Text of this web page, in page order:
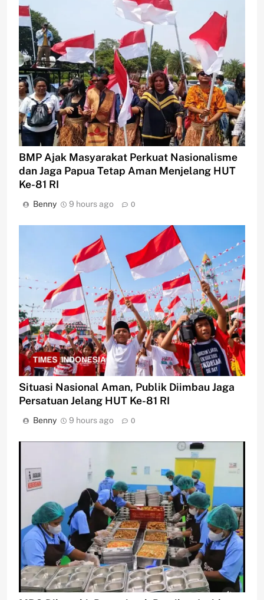
BMP Ajak Masyarakat Perkuat Nasionalisme
dan Jaga Papua Tetap Aman Menjelang HUT
Ke-81 RI
Benny 9 hours ago 0
Situasi Nasional Aman, Publik Diimbau Jaga
Persatuan Jelang HUT Ke-81 RI
Benny 9 hours ago 0